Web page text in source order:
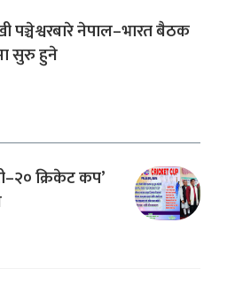
नेपाल–भारत बैठक
सुरु हुने
क्रिकेट कप’